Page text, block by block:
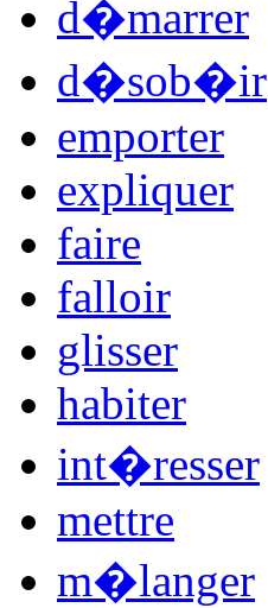
d�marrer
d�sob�ir
emporter
expliquer
faire
falloir
glisser
habiter
int�resser
mettre
m�langer